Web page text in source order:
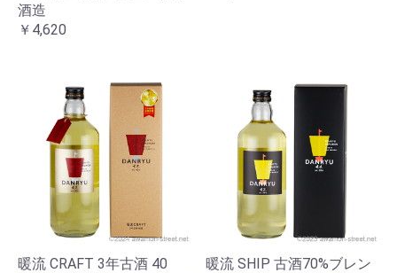
酒造
￥4,620
暖流 CRAFT 3年古酒 40
暖流 SHIP 古酒70%ブレン